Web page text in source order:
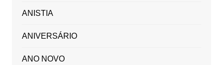
ANISTIA
ANIVERSÁRIO
ANO NOVO